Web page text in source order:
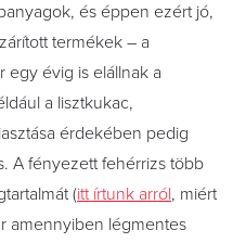
és éppen ezért jó,
termékek – a
egy évig is elállnak a
a lisztkukac,
érdekében pedig
A fényezett fehérrizs több
(itt írtunk arról, miért
amennyiben légmentes